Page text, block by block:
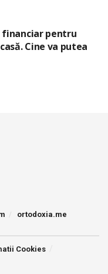
pentru
Cine va putea
ortodoxia.me
Cookies